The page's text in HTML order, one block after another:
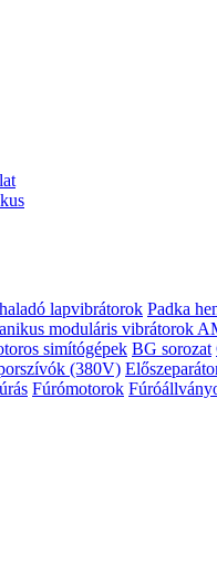
lapvibrátorok Padka
moduláris vibrátorok
simítógépek BG sorozat
(380V)
Fúrómotorok